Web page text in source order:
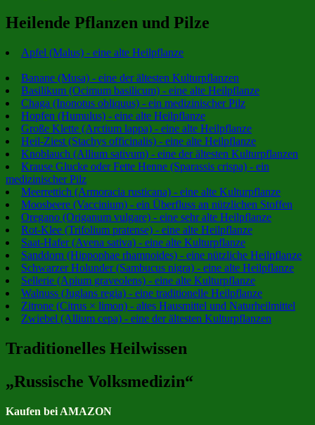
Heilende Pflanzen und Pilze
Apfel (Malus) - eine alte Heilpflanze
Banane (Musa) - eine der ältesten Kulturpflanzen
Basilikum (Ocimum basilicum) - eine alte Heilpflanze
Chaga (Inonotus obliquus) - ein medizinischer Pilz
Hopfen (Humulus) - eine alte Heilpflanze
Große Klette (Arctium lappa) - eine alte Heilpflanze
Heil-Ziest (Stachys officinalis) - eine alte Heilpflanze
Knoblauch (Allium sativum) - eine der ältesten Kulturpflanzen
Krause Glucke oder Fette Henne (Sparassis crispa) - ein
medizinischer Pilz
Meerrettich (Armoracia rusticana) - eine alte Kulturpflanze
Moosbeere (Vaccinium) - ein Überfluss an nützlichen Stoffen
Oregano (Origanum vulgare) - eine sehr alte Heilpflanze
Rot-Klee (Trifolium pratense) - eine alte Heilpflanze
Saat-Hafer (Avena sativa) - eine alte Kulturpflanze
Sanddorn (Hippophae rhamnoides) - eine nützliche Heilpflanze
Schwarzer Holunder (Sambucus nigra) - eine alte Heilpflanze
Sellerie (Apium graveolens) - eine alte Kulturpflanze
Walnuss (Juglans regia) - eine traditionelle Heilpflanze
Zitrone (Citrus × limon) - altes Hausmittel und Naturheilmittel
Zwiebel (Allium cepa) - eine der ältesten Kulturpflanzen
Traditionelles Heilwissen
„Russische Volksmedizin“
Kaufen bei AMAZON